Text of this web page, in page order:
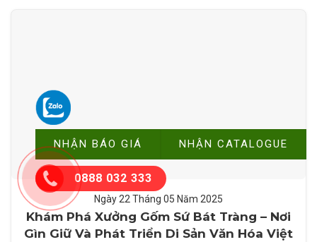
Ngày 22 Tháng 05 Năm 2025
Khám Phá Xưởng Gốm Sứ Bát Tràng – Nơi
Gìn Giữ Và Phát Triển Di Sản Văn Hóa Việt
0888 032 333
NHẬN BÁO GIÁ NHẬN CATALOGUE